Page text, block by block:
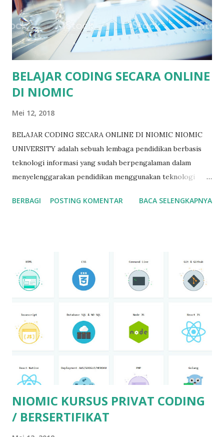
Indonesia nyatanya output yang dihasilkan belum bisa
memenuhi kebutuhan industri. Sekarang ini, jika kita tidak
berbenah diri maka developer dari luar-lah yang akan
masuk dan menggeser posisi kita. Apalagi Masyarakat
Ekonomi ASEAN (MEA) sudah berlaku sejak tahu...
BELAJAR CODING SECARA ONLINE
DI NIOMIC
Mei 12, 2018
BELAJAR CODING SECARA ONLINE DI NIOMIC NIOMIC
UNIVERSITY adalah sebuah lembaga pendidikan berbasis
teknologi informasi yang sudah berpengalaman dalam
menyelenggarakan pendidikan menggunakan teknologi
Dengan pengalaman dan bekal yang dimilikinya, BINUS
individu yang ingin belajar dan mengembangkan diri tanpa
harus terikat dengan jadwal dan tempat tertentu.
Keunggulan Fleksibel Dalam kegiatan belajar, mahasiswa
batasan waktu dan tempat. tetapi terbatas pada kegiatan
yang bersifat pembahasan kasus, diskusi pemantapan
pemahaman materi kuliah, dan pada saat mengikuti ujian.
disiapkan dan diperhitungkan untuk mendapatkan hasil yang
berkualitas. Mahasisw...
BERBAGI POSTING KOMENTAR BACA SELENGKAPNYA
NIOMIC KURSUS PRIVAT CODING
/ BERSERTIFIKAT